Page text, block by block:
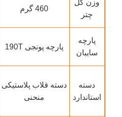
چترهای باز اتوماتیک
چترهای چوبی
وزن کل
چتر
460 گرم
پارچه
سایبان
پارچه پونجی 190T
دسته
استاندارد
دسته قلاب پلاستیکی
منحنی